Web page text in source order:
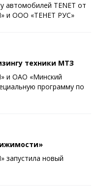
автомобилей TENET от
и ООО «ТЕНЕТ РУС»
техники МТЗ
и ОАО «Минский
программу по
запустила новый